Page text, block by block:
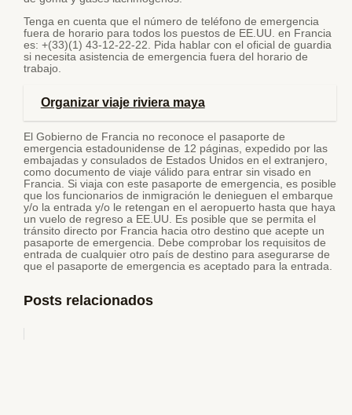
Tenga en cuenta que el número de teléfono de emergencia
fuera de horario para todos los puestos de EE.UU. en Francia
es: +(33)(1) 43-12-22-22. Pida hablar con el oficial de guardia
si necesita asistencia de emergencia fuera del horario de
trabajo.
Organizar viaje riviera maya
El Gobierno de Francia no reconoce el pasaporte de
emergencia estadounidense de 12 páginas, expedido por las
embajadas y consulados de Estados Unidos en el extranjero,
como documento de viaje válido para entrar sin visado en
Francia. Si viaja con este pasaporte de emergencia, es posible
que los funcionarios de inmigración le denieguen el embarque
y/o la entrada y/o le retengan en el aeropuerto hasta que haya
un vuelo de regreso a EE.UU. Es posible que se permita el
tránsito directo por Francia hacia otro destino que acepte un
pasaporte de emergencia. Debe comprobar los requisitos de
entrada de cualquier otro país de destino para asegurarse de
que el pasaporte de emergencia es aceptado para la entrada.
Posts relacionados